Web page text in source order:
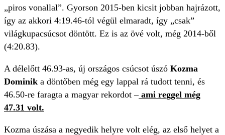
„piros vonallal”. Gyorson 2015-ben kicsit jobban hajrázott,
így az akkori 4:19.46-tól végül elmaradt, így „csak”
világkupacsúcsot döntött. Ez is az övé volt, még 2014-ből
(4:20.83).
A délelőtt 46.93-as, új országos csúcsot úszó Kozma
Dominik a döntőben még egy lappal rá tudott tenni, és
46.50-re faragta a magyar rekordot –ami reggel még
47.31 volt.
Kozma úszása a negyedik helyre volt elég, az első helyet a